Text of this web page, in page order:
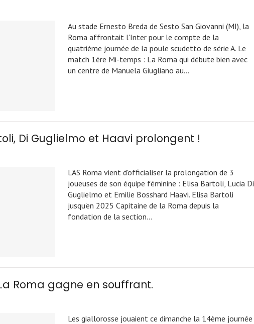
Au stade Ernesto Breda de Sesto San Giovanni (MI), la
Roma affrontait l'Inter pour le compte de la
quatrième journée de la poule scudetto de série A. Le
match 1ère Mi-temps : La Roma qui débute bien avec
un centre de Manuela Giugliano au…
Di Guglielmo et Haavi prolongent !
L'AS Roma vient d'officialiser la prolongation de 3
joueuses de son équipe féminine : Elisa Bartoli, Lucia Di
Guglielmo et Emilie Bosshard Haavi. Elisa Bartoli
jusqu'en 2025 Capitaine de la Roma depuis la
fondation de la section…
Roma gagne en souffrant.
Les giallorosse jouaient ce dimanche la 14ème journée